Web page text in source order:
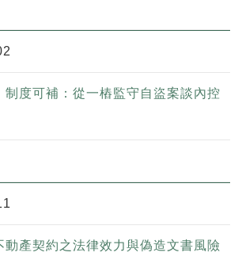
制度可補：從一樁監守自盜案談內控
動產契約之法律效力與偽造文書風險